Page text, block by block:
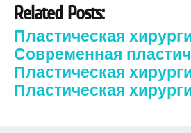
Related Posts:
Пластическая
Современная
Пластическая
Пластическая